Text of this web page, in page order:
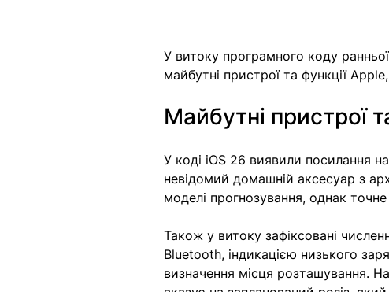
У витоку програмного коду
майбутні пристрої та функції
Майбутні пристрої
У коді iOS 26 виявили посилання
невідомий домашній аксесуар з
моделі прогнозування, однак
Також у витоку зафіксовані
Bluetooth, індикацією низького
визначення місця розташування.